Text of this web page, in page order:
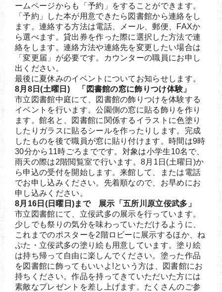
ームページからも「予約」をすることができます。
「予約」した本が用意できたら図書館から連絡をし
ます。連絡する方法は電話、メール、郵便、FAXか
ら選べます。貸出券を作った際に選択した方法で連
絡をします。連絡方法や連絡先を変更したい場合は
「変更届」が必要です。カウンターの職員にお申し
出ください。
最後に夏休みのイベントについてお知らせします。
8月8日(土曜日) 「図書館の窓に飾りつけ体験」
市立図書館中庭にて、図書館の飾りつけを体験する
イベントを行います。公園側の窓に貼る飾りを作り
ます。館名と、図書館に関係するイラストに色塗り
したりガラスに貼るシールを作ったりします。完成
したものを後で職員が窓に貼り付けます。時間は9時
30分から11時ごろまでです。対象は小学生10名で、
雨天の際は2階閲覧室で行います。8月1日(土曜日)か
ら申込の受付を開始します。来館して、または電話
でお申し込みください。先着順なので、お早めにお
申し込みください。
8月16日(日曜日)まで 展示「五所川原立佞武多」
市立図書館にて、立佞武多の展示を行っています。
少しでも祭りの気分を味わっていただけるように、
これまでのポスターを2階ロビーに展示するほか、ね
ぷた・立佞武多の塗り絵も用意しています。塗り絵
は持ち帰って自由に楽しんでください。塗った作品
を図書館に飾ってもいいよ!という方は、図書館にお
持ちください。作品を持ってきていただいた方には
素敵なプレゼントを差し上げます。たくさんのご参